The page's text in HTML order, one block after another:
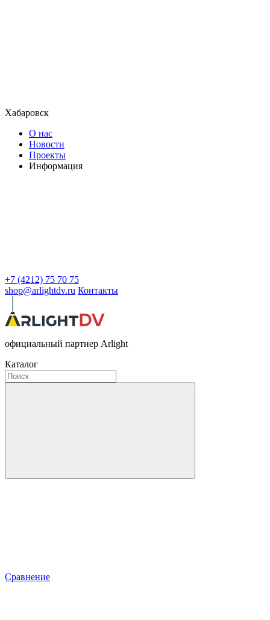
Хабаровск
О нас
Новости
Проекты
Информация
+7 (4212) 75 70 75
shop@arlightdv.ru Контакты
официальный партнер Arlight
Каталог
Сравнение